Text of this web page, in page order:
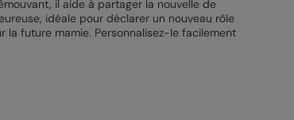
il aide à partager la nouvelle de
idéale pour déclarer un nouveau rôle
future mamie. Personnalisez-le facilement